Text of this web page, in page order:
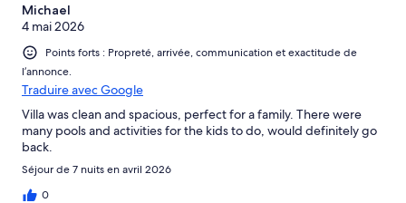
Michael
4 mai 2026
Points forts : Propreté, arrivée, communication et exactitude de
l’annonce.
Traduire avec Google
Villa was clean and spacious, perfect for a family. There were
many pools and activities for the kids to do, would definitely go
back.
Séjour de 7 nuits en avril 2026
0